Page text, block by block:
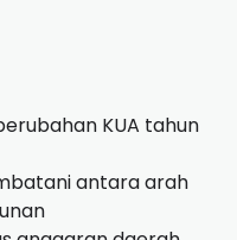
KUA tahun
antara arah